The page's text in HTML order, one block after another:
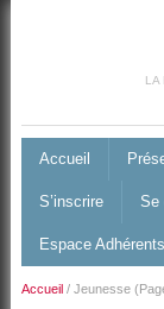
LA
Accueil
S’inscrire Se
Espace Adhérents
Accueil/ Jeunesse